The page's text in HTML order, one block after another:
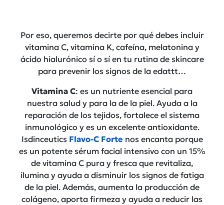
Por eso, queremos decirte por qué debes incluir
vitamina C, vitamina K, cafeína, melatonina y
ácido hialurónico sí o sí en tu rutina de skincare
para prevenir los signos de la edattt…
Vitamina C: es un nutriente esencial para
nuestra salud y para la de la piel. Ayuda a la
reparación de los tejidos, fortalece el sistema
inmunológico y es un excelente antioxidante.
IsdinceuticsFlavo-C Fortenos encanta porque
es un potente sérum facial intensivo con un 15%
de vitamina C pura y fresca que revitaliza,
ilumina y ayuda a disminuir los signos de fatiga
de la piel. Además, aumenta la producción de
colágeno, aporta firmeza y ayuda a reducir las